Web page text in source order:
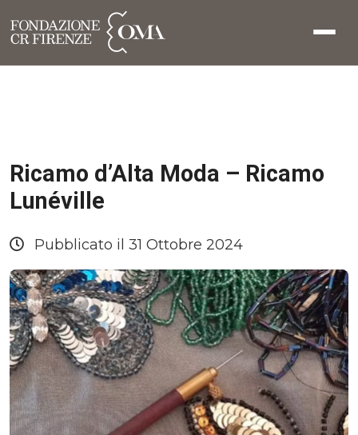
Ricamo d’Alta Moda – Ricamo
Lunéville
Pubblicato il 31 Ottobre 2024